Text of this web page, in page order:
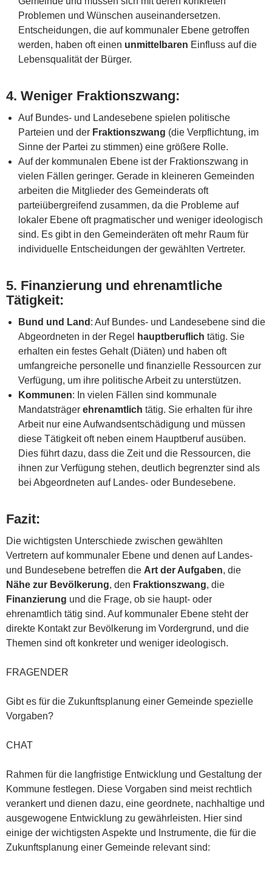
Problemen und Wünschen auseinandersetzen.
Entscheidungen, die auf kommunaler Ebene getroffen
werden, haben oft einen unmittelbaren Einfluss auf die
Lebensqualität der Bürger.
4. Weniger Fraktionszwang:
Auf Bundes- und Landesebene spielen politische
Parteien und der Fraktionszwang (die Verpflichtung, im
Sinne der Partei zu stimmen) eine größere Rolle.
Auf der kommunalen Ebene ist der Fraktionszwang in
vielen Fällen geringer. Gerade in kleineren Gemeinden
arbeiten die Mitglieder des Gemeinderats oft
parteiübergreifend zusammen, da die Probleme auf
lokaler Ebene oft pragmatischer und weniger ideologisch
sind. Es gibt in den Gemeinderäten oft mehr Raum für
individuelle Entscheidungen der gewählten Vertreter.
5. Finanzierung und ehrenamtliche
Tätigkeit:
Bund und Land : Auf Bundes- und Landesebene sind die
Abgeordneten in der Regel
hauptberuflich tätig. Sie
erhalten ein festes Gehalt (Diäten) und haben oft
umfangreiche personelle und finanzielle Ressourcen zur
Verfügung, um ihre politische Arbeit zu unterstützen.
Kommunen: In vielen Fällen sind kommunale
Mandatsträger ehrenamtlich tätig. Sie erhalten für ihre
Arbeit nur eine Aufwandsentschädigung und müssen
diese Tätigkeit oft neben einem Hauptberuf ausüben.
Dies führt dazu, dass die Zeit und die Ressourcen, die
ihnen zur Verfügung stehen, deutlich begrenzter sind als
bei Abgeordneten auf Landes- oder Bundesebene.
Fazit:
Die wichtigsten Unterschiede zwischen gewählten
Vertretern auf kommunaler Ebene und denen auf Landes-
und Bundesebene betreffen die Art der Aufgaben, die
Nähe zur Bevölkerung, den Fraktionszwang, die
Finanzierung und die Frage, ob sie haupt- oder
ehrenamtlich tätig sind. Auf kommunaler Ebene steht der
direkte Kontakt zur Bevölkerung im Vordergrund, und die
Themen sind oft konkreter und weniger ideologisch.
FRAGENDER
Gibt es für die Zukunftsplanung einer Gemeinde spezielle
Vorgaben?
CHAT
Rahmen für die langfristige Entwicklung und Gestaltung der
Kommune festlegen. Diese Vorgaben sind meist rechtlich
verankert und dienen dazu, eine geordnete, nachhaltige und
ausgewogene Entwicklung zu gewährleisten. Hier sind
einige der wichtigsten Aspekte und Instrumente, die für die
Zukunftsplanung einer Gemeinde relevant sind: